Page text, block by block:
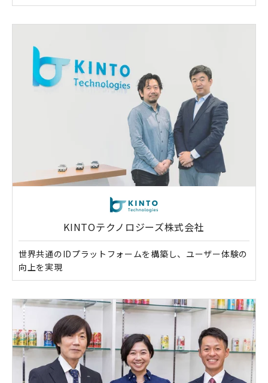
KINTOテクノロジーズ株式会社
世界共通のIDプラットフォームを構築し、ユーザー体験の
向上を実現